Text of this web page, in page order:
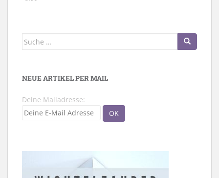
Suche
NEUE ARTIKEL PER MAIL
Deine Mailadresse: